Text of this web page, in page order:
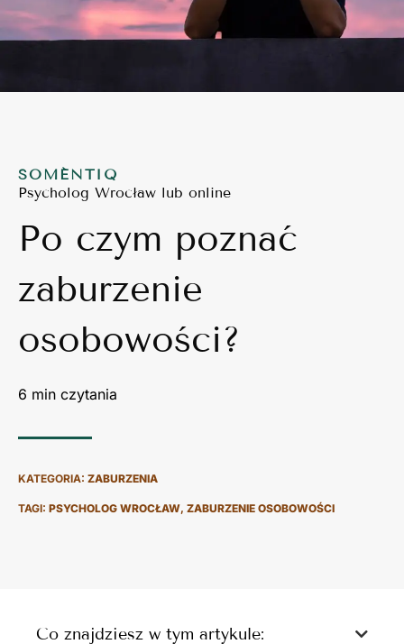
SOMÉNTIQ
Psycholog Wrocław lub online
Po czym poznać
zaburzenie
osobowości?
KATEGORIA: ZABURZENIA
TAGI: PSYCHOLOG WROCŁAW, ZABURZENIE OSOBOWOŚCI
Co znajdziesz w tym artykule: